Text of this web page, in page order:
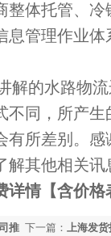
整体托管、
息管理作业体
的水路物流
不同，所产
有所差别。
解其他相关讯
详情【含价格
下一篇： 上海发
推